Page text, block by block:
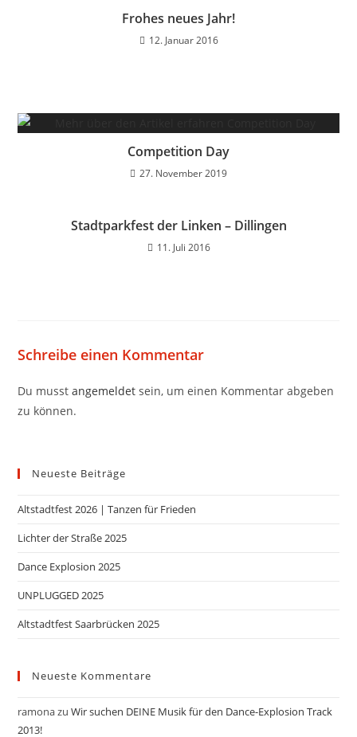
Frohes neues Jahr!
12. Januar 2016
Competition Day
27. November 2019
Stadtparkfest der Linken – Dillingen
11. Juli 2016
Schreibe einen Kommentar
Du musstangemeldet sein, um einen Kommentar abgeben
zu können.
Neueste Beiträge
Altstadtfest 2026 | Tanzen für Frieden
Lichter der Straße 2025
Dance Explosion 2025
UNPLUGGED 2025
Altstadtfest Saarbrücken 2025
Neueste Kommentare
ramonazuWir suchen DEINE Musik für den Dance-Explosion Track
2013!